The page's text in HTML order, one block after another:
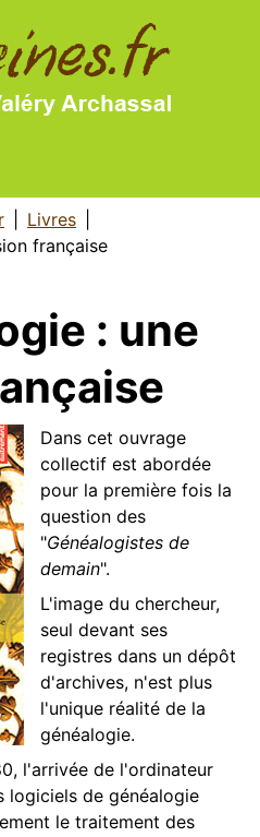
Livres
française
: une
Dans cet ouvrage
collectif est abordée
pour la première fois la
question des
"Généalogistes de
demain".
L'image du chercheur,
seul devant ses
registres dans un dépôt
d'archives, n'est plus
l'unique réalité de la
généalogie.
l'arrivée de l'ordinateur
logiciels de généalogie
le traitement des